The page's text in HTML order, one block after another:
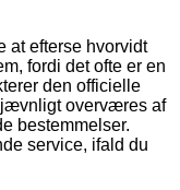
at efterse hvorvidt
fordi det ofte er en
den officielle
jævnligt overværes af
bestemmelser.
service, ifald du